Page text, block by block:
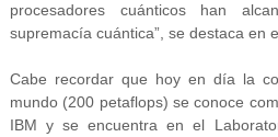
procesadores cuánticos han
supremacía cuántica”, se destaca en
Cabe recordar que hoy en día la
mundo (200 petaflops) se conoce
IBM y se encuentra en el